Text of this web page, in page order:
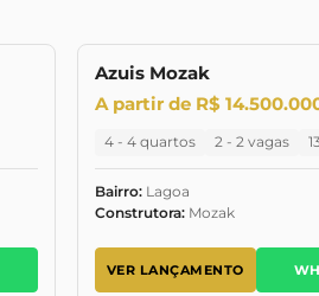
PRONTO PARA MORAR
Azuis Mozak
A partir de R$
4 - 4 quartos 2 - 2 vagas
Bairro:Lagoa
Construtora:Mozak
VER LANÇAMENTO